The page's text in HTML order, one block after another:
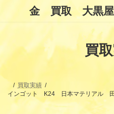
ン
キ
ッ
ー
に
移
金 買取 大黒
買
買取実績
インゴット K24 日本マテリアル